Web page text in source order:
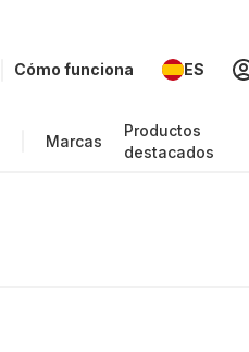
Cómo funciona ES
Marcas
Productos
destacados